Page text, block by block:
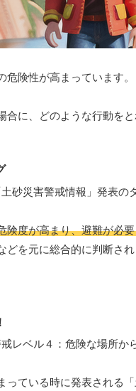
険性が高まっています。
合に、どのような行動を
険度が高まり、避難が必
を元に総合的に判断され
ている時に発表される「